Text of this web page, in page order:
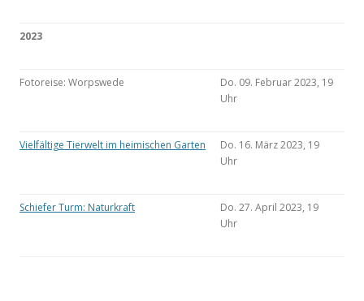
2023
Fotoreise: Worpswede
Do. 09. Februar 2023, 19
Uhr
Vielfältige Tierwelt im heimischen Garten
Do. 16. März 2023, 19
Uhr
Schiefer Turm: Naturkraft
Do. 27. April 2023, 19
Uhr